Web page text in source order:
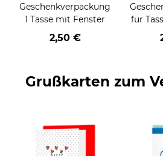
Geschenkverpackung
1 Tasse mit Fenster
2,50 €
für
Grußkarten zum